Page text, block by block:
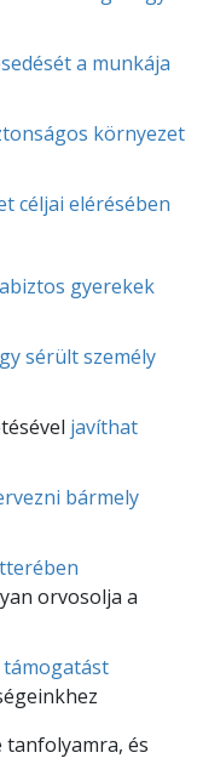
a munkája
környezet
céljai elérésében
gyerekek
sérült személy
javíthat
bármely
orvosolja a
és